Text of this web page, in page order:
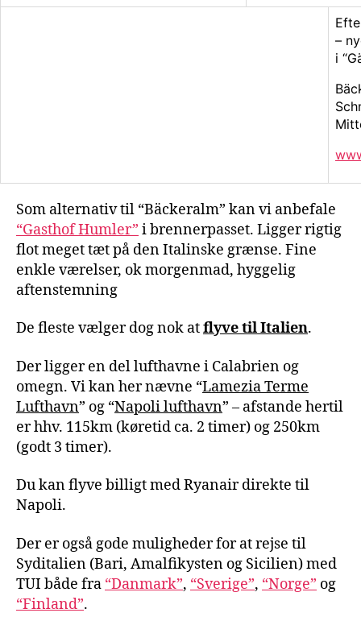
–
i
Som alternativ til “Bäckeralm” kan vi anbefale
“Gasthof Humler” i brennerpasset. Ligger rigtig
flot meget tæt på den Italinske grænse. Fine
enkle værelser, ok morgenmad, hyggelig
aftenstemning
De fleste vælger dog nok atflyve til Italien.
Der ligger en del lufthavne i Calabrien og
omegn. Vi kan her nævne “Lamezia Terme
Lufthavn” og “Napoli lufthavn” – afstande hertil
er hhv. 115km (køretid ca. 2 timer) og 250km
(godt 3 timer).
Du kan flyve billigt med Ryanair direkte til
Napoli.
Der er også gode muligheder for at rejse til
Syditalien (Bari, Amalfikysten og Sicilien) med
TUI både fra “Danmark”, “Sverige”, “Norge” og
“Finland”.